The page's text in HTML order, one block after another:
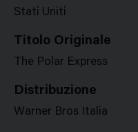
Stati Uniti
Titolo Originale
The Polar Express
Distribuzione
Warner Bros Italia